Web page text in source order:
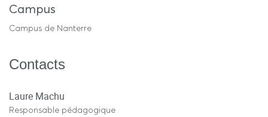
Campus
Campus de Nanterre
Contacts
Laure Machu
Responsable pédagogique